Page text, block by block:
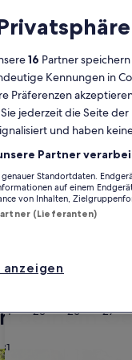
Derzeit
werden
die
Monate
August
2026
und
September
2026
angezeigt.
Mo Montag
Di Dienstag
Mi Do
3 4 5 6
17 18
25 26 27
31
die perfekt zu dir
die du suchst, und
gerecht
deinem
oder
16 Partner
Kennungen in
Präferenzen
jederzeit die Seite
und haben
Partner
Standortdaten.
auf einem
von Inhalten,
(Lieferanten)